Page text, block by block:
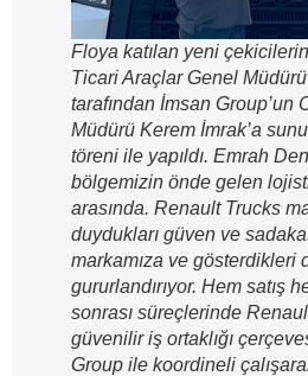
Floya katılan yeni
Ticari Araçlar Genel
tarafından İmsan Group’un
Müdürü Kerem İmrak’a
töreni ile yapıldı. Emrah
bölgemizin önde gelen
arasında. Renault Trucks
duydukları güven ve
markamıza ve gösterdikleri
gururlandırıyor. Hem satış
sonrası süreçlerinde
güvenilir iş ortaklığı
Group ile koordineli